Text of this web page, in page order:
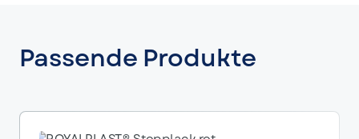
Passende Produkte